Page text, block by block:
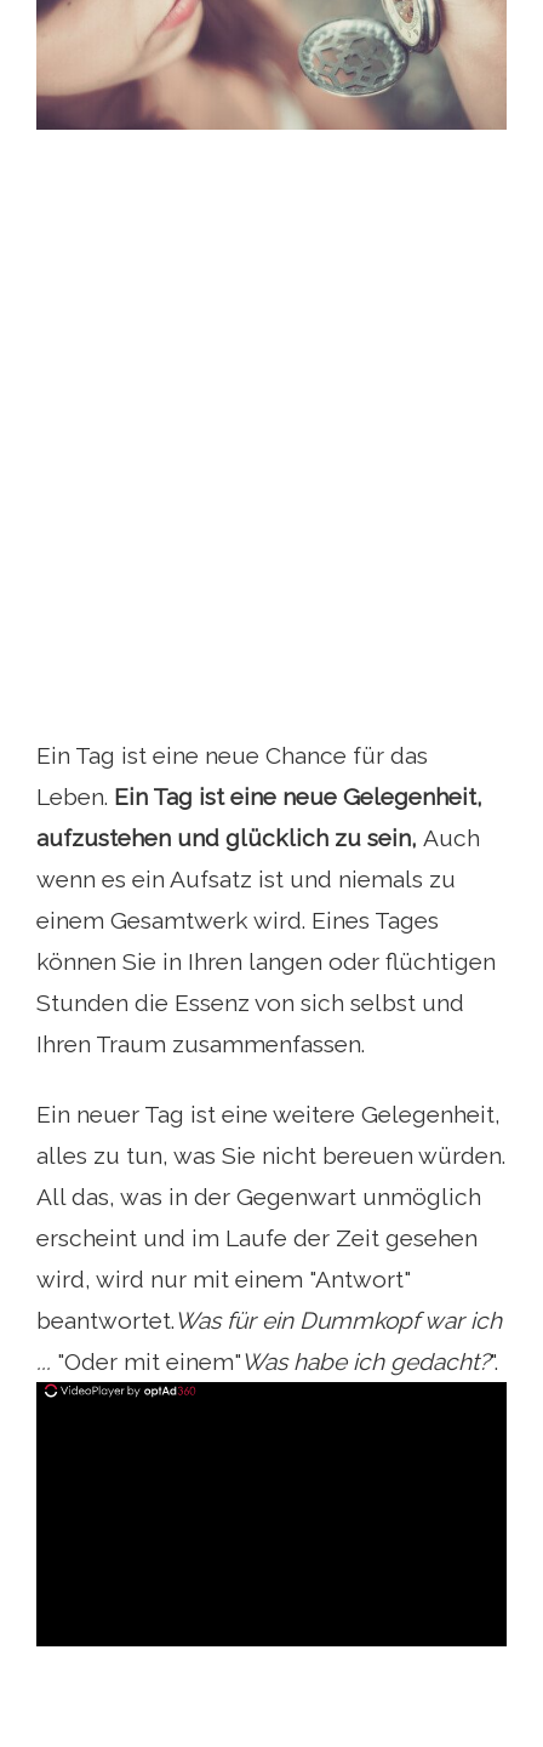
Ein Tag ist eine neue Chance für das
Leben. Ein Tag ist eine neue Gelegenheit,
aufzustehen und glücklich zu sein, Auch
wenn es ein Aufsatz ist und niemals zu
einem Gesamtwerk wird. Eines Tages
können Sie in Ihren langen oder flüchtigen
Stunden die Essenz von sich selbst und
Ihren Traum zusammenfassen.
Ein neuer Tag ist eine weitere Gelegenheit,
alles zu tun, was Sie nicht bereuen würden.
All das, was in der Gegenwart unmöglich
erscheint und im Laufe der Zeit gesehen
wird, wird nur mit einem "Antwort"
beantwortet.Was für ein Dummkopf war ich
... "Oder mit einem"Was habe ich gedacht?".